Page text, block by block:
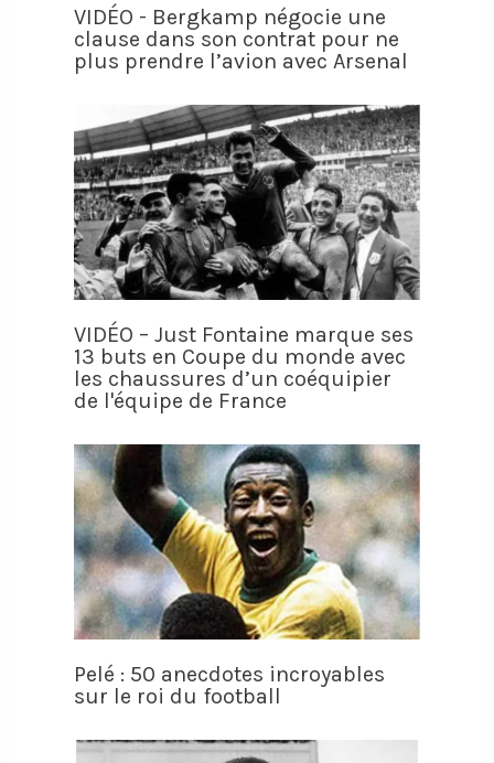
VIDÉO - Bergkamp négocie une
clause dans son contrat pour ne
plus prendre l’avion avec Arsenal
VIDÉO – Just Fontaine marque ses
13 buts en Coupe du monde avec
les chaussures d’un coéquipier
de l'équipe de France
Pelé : 50 anecdotes incroyables
sur le roi du football